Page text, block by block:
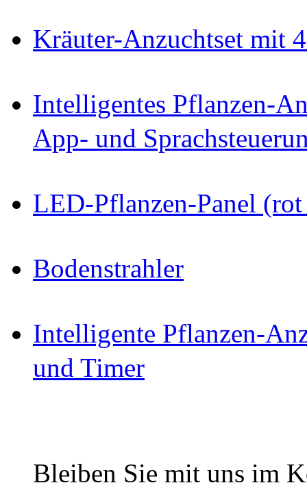
Kräuter-Anzuchtset mit
Intelligentes Pflanzen-
App- und
LED-Pflanzen-Panel
Bodenstrahler
Intelligente Pflanzen-
und Timer
Bleiben Sie mit uns im